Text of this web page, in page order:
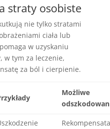
straty osobiste
nie tylko stratami
ciała lub
w uzyskaniu
w tym za leczenie,
za ból i cierpienie.
Możliwe
Rekompensata